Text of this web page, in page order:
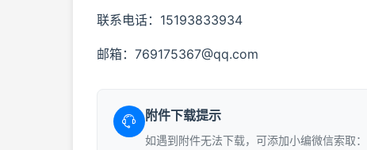
联系电话：15193833934
邮箱：769175367@qq.com
附件下载提示
如遇到附件无法下载，可添加小编微信索取：